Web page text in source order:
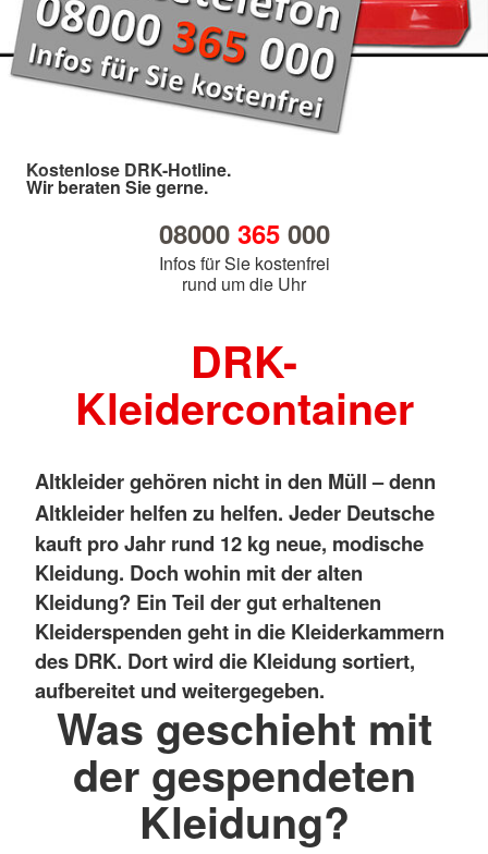
Kostenlose DRK-Hotline.
Wir beraten Sie gerne.
08000 365000
Infos für Sie kostenfrei
rund um die Uhr
DRK-
Kleidercontainer
Altkleider gehören nicht in den Müll – denn
Altkleider helfen zu helfen. Jeder Deutsche
kauft pro Jahr rund 12 kg neue, modische
Kleidung. Doch wohin mit der alten
Kleidung? Ein Teil der gut erhaltenen
Kleiderspenden geht in die Kleiderkammern
des DRK. Dort wird die Kleidung sortiert,
aufbereitet und weitergegeben.
Was geschieht mit
der gespendeten
Kleidung?